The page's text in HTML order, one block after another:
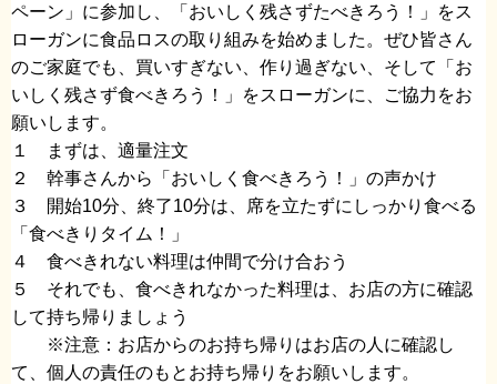
ペーン」に参加し、「おいしく残さずたべきろう！」をス
ローガンに食品ロスの取り組みを始めました。ぜひ皆さん
のご家庭でも、買いすぎない、作り過ぎない、そして「お
いしく残さず食べきろう！」をスローガンに、ご協力をお
願いします。
１ まずは、適量注文
２ 幹事さんから「おいしく食べきろう！」の声かけ
３ 開始10分、終了10分は、席を立たずにしっかり食べる
「食べきりタイム！」
４ 食べきれない料理は仲間で分け合おう
５ それでも、食べきれなかった料理は、お店の方に確認
して持ち帰りましょう
※注意：お店からのお持ち帰りはお店の人に確認し
て、個人の責任のもとお持ち帰りをお願いします。